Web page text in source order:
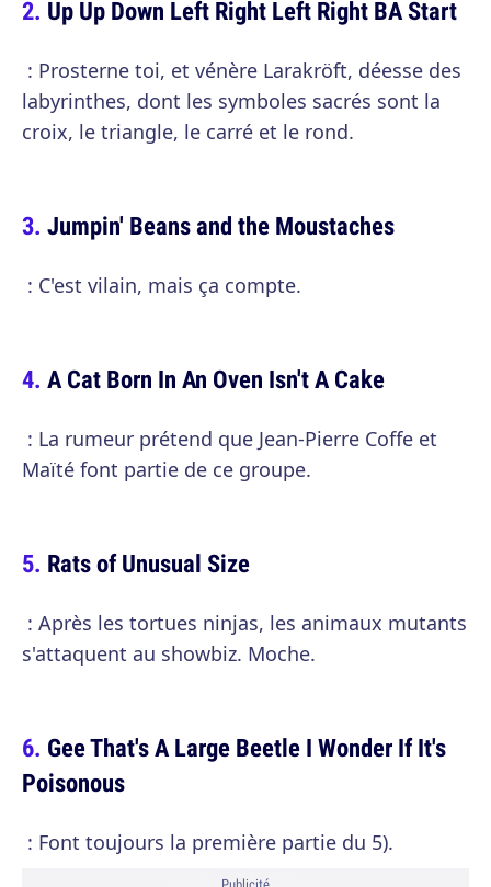
Up Up Down Left Right Left Right BA Start
: Prosterne toi, et vénère Larakröft, déesse des
labyrinthes, dont les symboles sacrés sont la
croix, le triangle, le carré et le rond.
Jumpin' Beans and the Moustaches
: C'est vilain, mais ça compte.
A Cat Born In An Oven Isn't A Cake
: La rumeur prétend que Jean-Pierre Coffe et
Maïté font partie de ce groupe.
Rats of Unusual Size
: Après les tortues ninjas, les animaux mutants
s'attaquent au showbiz. Moche.
Gee That's A Large Beetle I Wonder If It's
Poisonous
: Font toujours la première partie du 5).